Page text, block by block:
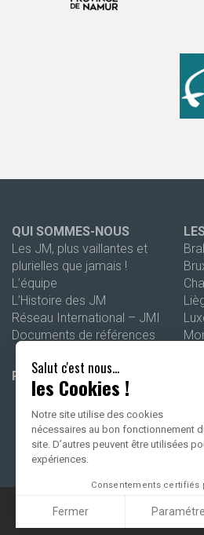
Salut c'est nous...
les Cookies !
Notre site utilise des cookies
nécessaires au bon fonctionnement
site. D’autres peuvent être utilisées
expériences.
Consentements certifiés
Fermer
QUI SOMMES-NOUS
Les JM, plus vaillantes et
plurielles que jamais !
L’équipe
L’Histoire des JM
Réseau International – JMI
Documents de références
PROGRAMMATION 26-27